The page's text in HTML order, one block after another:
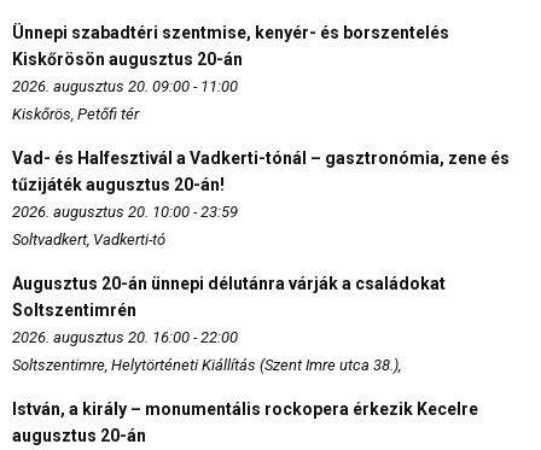
Ünnepi szabadtéri szentmise, kenyér- és borszentelés
Kiskőrösön augusztus 20-án
2026. augusztus 20. 09:00 - 11:00
Kiskőrös, Petőfi tér
Vad- és Halfesztivál a Vadkerti-tónál – gasztronómia, zene és
tűzijáték augusztus 20-án!
2026. augusztus 20. 10:00 - 23:59
Soltvadkert, Vadkerti-tó
Augusztus 20-án ünnepi délutánra várják a családokat
Soltszentimrén
2026. augusztus 20. 16:00 - 22:00
Soltszentimre, Helytörténeti Kiállítás (Szent Imre utca 38.),
István, a király – monumentális rockopera érkezik Kecelre
augusztus 20-án